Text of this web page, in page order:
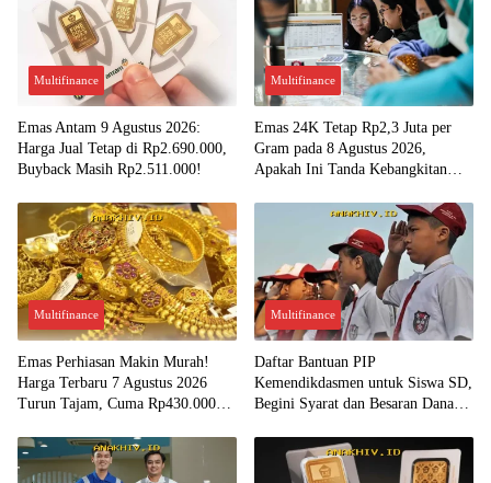
Multifinance
Emas Antam 9 Agustus 2026:
Harga Jual Tetap di Rp2.690.000,
Buyback Masih Rp2.511.000!
Multifinance
Emas 24K Tetap Rp2,3 Juta per
Gram pada 8 Agustus 2026,
Apakah Ini Tanda Kebangkitan
Multifinance
Emas Perhiasan Makin Murah!
Harga Terbaru 7 Agustus 2026
Turun Tajam, Cuma Rp430.000
Multifinance
Daftar Bantuan PIP
Kemendikdasmen untuk Siswa SD,
Begini Syarat dan Besaran Dana